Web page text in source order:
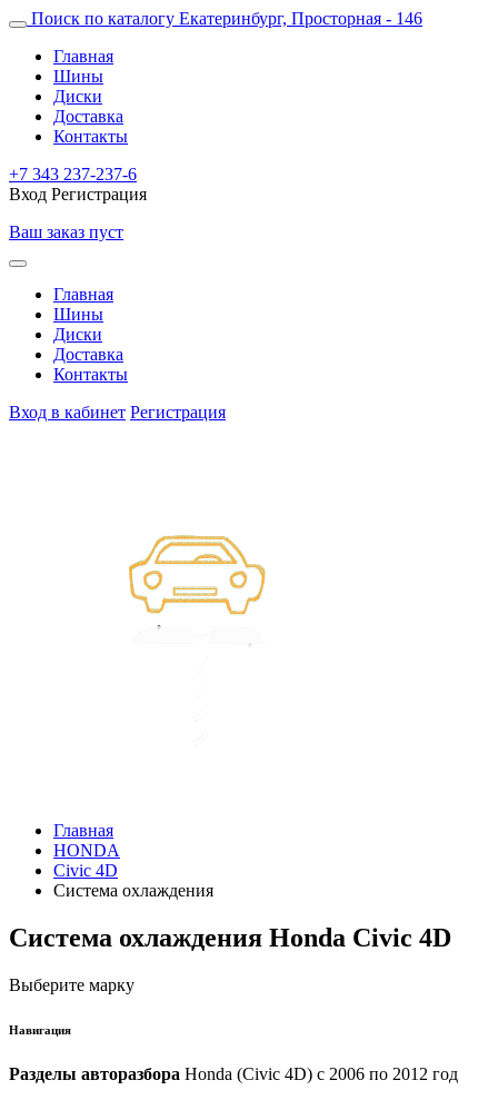
Поиск по каталогу Екатеринбург, Просторная - 146
Главная
Шины
Диски
Доставка
Контакты
+7 343 237-237-6
Вход Регистрация
Ваш заказ пуст
Главная
Шины
Диски
Доставка
Контакты
Вход в кабинет Регистрация
Главная
HONDA
Civic 4D
Система охлаждения
Система охлаждения Honda Civic 4D
Выберите марку
Навигация
Разделы авторазбора Honda (Civic 4D) с 2006 по 2012 год